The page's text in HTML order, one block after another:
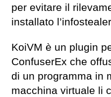
per evitare il
installato
KoiVM è un plugin
ConfuserEx che
di un programma in
macchina virtuale li